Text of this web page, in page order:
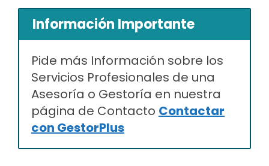
Información Importante
Pide más Información sobre los
Servicios Profesionales de una
Asesoría o Gestoría en nuestra
página de Contacto Contactar
con GestorPlus